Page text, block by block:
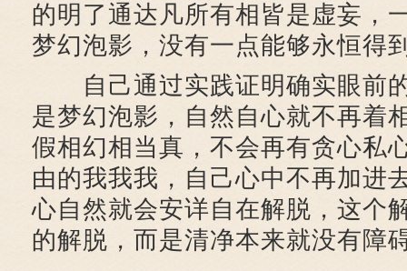
的明了通达凡所有相皆是虚妄，
梦幻泡影，没有一点能够永恒得
自己通过实践证明确实眼前
是梦幻泡影，自然自心就不再着
假相幻相当真，不会再有贪心私
由的我我我，自己心中不再加进
心自然就会安详自在解脱，这个
的解脱，而是清净本来就没有障